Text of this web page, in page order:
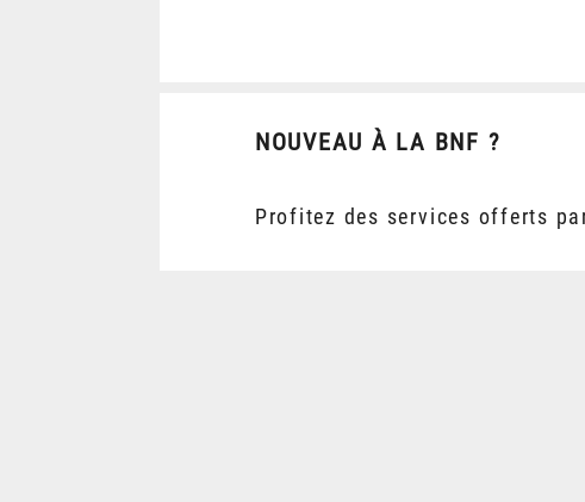
NOUVEAU À LA BNF ?
Profitez des services offerts